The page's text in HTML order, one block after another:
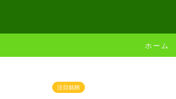
ホーム
注目銘柄